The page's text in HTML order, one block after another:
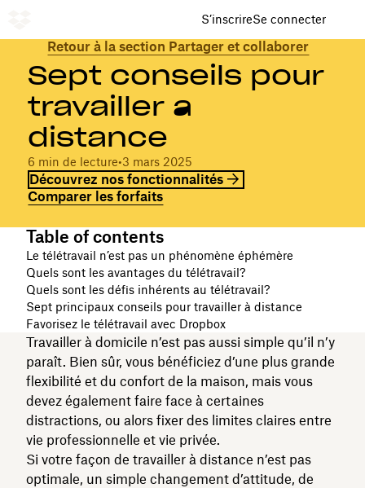
S’inscrireSe connecter
Retour à la section Partager et collaborer
Sept conseils pour
travailler à
distance
6 min de lecture•3 mars 2025
Découvrez nos fonctionnalités
Comparer les forfaits
Table of contents
Le télétravail n’est pas un phénomène éphémère
Quels sont les avantages du télétravail?
Quels sont les défis inhérents au télétravail?
Sept principaux conseils pour travailler à distance
Favorisez le télétravail avec Dropbox
Travailler à domicile n’est pas aussi simple qu’il n’y
paraît. Bien sûr, vous bénéficiez d’une plus grande
flexibilité et du confort de la maison, mais vous
devez également faire face à certaines
distractions, ou alors fixer des limites claires entre
vie professionnelle et vie privée.
Si votre façon de travailler à distance n’est pas
optimale, un simple changement d’attitude, de